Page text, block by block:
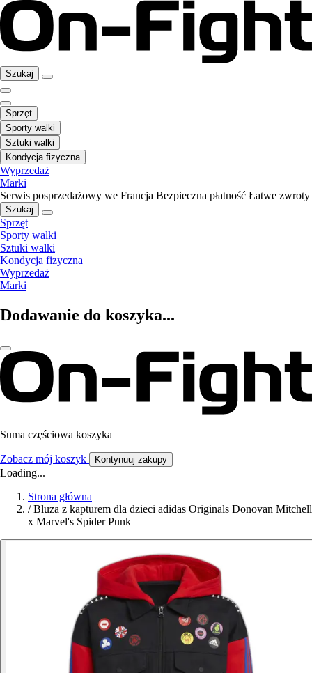
Szukaj
Sprzęt
Sporty walki
Sztuki walki
Kondycja fizyczna
Wyprzedaż
Marki
Serwis posprzedażowy we Francja Bezpieczna płatność Łatwe zwroty
Szukaj
Sprzęt
Sporty walki
Sztuki walki
Kondycja fizyczna
Wyprzedaż
Marki
Dodawanie do koszyka...
Suma częściowa koszyka
Zobacz mój koszyk Kontynuuj zakupy
Loading...
Strona główna
/ Bluza z kapturem dla dzieci adidas Originals Donovan Mitchell
x Marvel's Spider Punk